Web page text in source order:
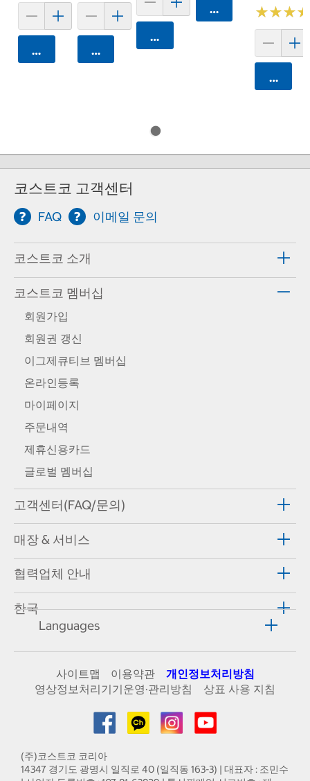
카트에 담기 카트에 담기
카트에 담기
카트에 담기
★★★
★★★
카트에
코스트코 고객센터
FAQ 이메일 문의
코스트코 소개
코스트코 멤버십
회원가입
회원권 갱신
이그제큐티브 멤버십
온라인등록
마이페이지
주문내역
제휴신용카드
글로벌 멤버십
고객센터(FAQ/문의)
매장 & 서비스
협력업체 안내
한국
Languages
사이트맵 이용약관
개인정보처리방침
영상정보처리기기운영·관리방침
상표 사용 지침
(주)코스트코 코리아
14347 경기도 광명시 일직로 40 (일직동 163-3) | 대표자 : 조민수